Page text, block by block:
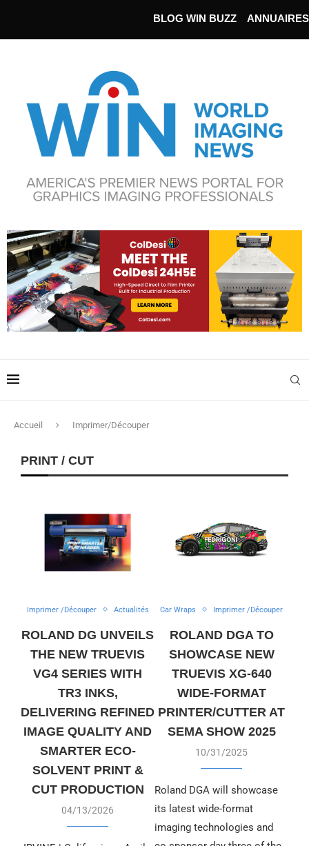
BLOG WIN BUZZ ANNUAIRES
Accueil Imprimer/Découper
PRINT / CUT
Imprimer /Découper Actualités
ROLAND DG UNVEILS
THE NEW TRUEVIS
VG4 SERIES WITH
TR3 INKS,
DELIVERING REFINED
IMAGE QUALITY AND
SMARTER ECO-
SOLVENT PRINT &
CUT PRODUCTION
04/13/2026
Car Wraps Imprimer /Découper
ROLAND DGA TO
SHOWCASE NEW
TRUEVIS XG-640
WIDE-FORMAT
PRINTER/CUTTER AT
SEMA SHOW 2025
10/31/2025
Roland DGA will showcase
its latest wide-format
imaging technologies and